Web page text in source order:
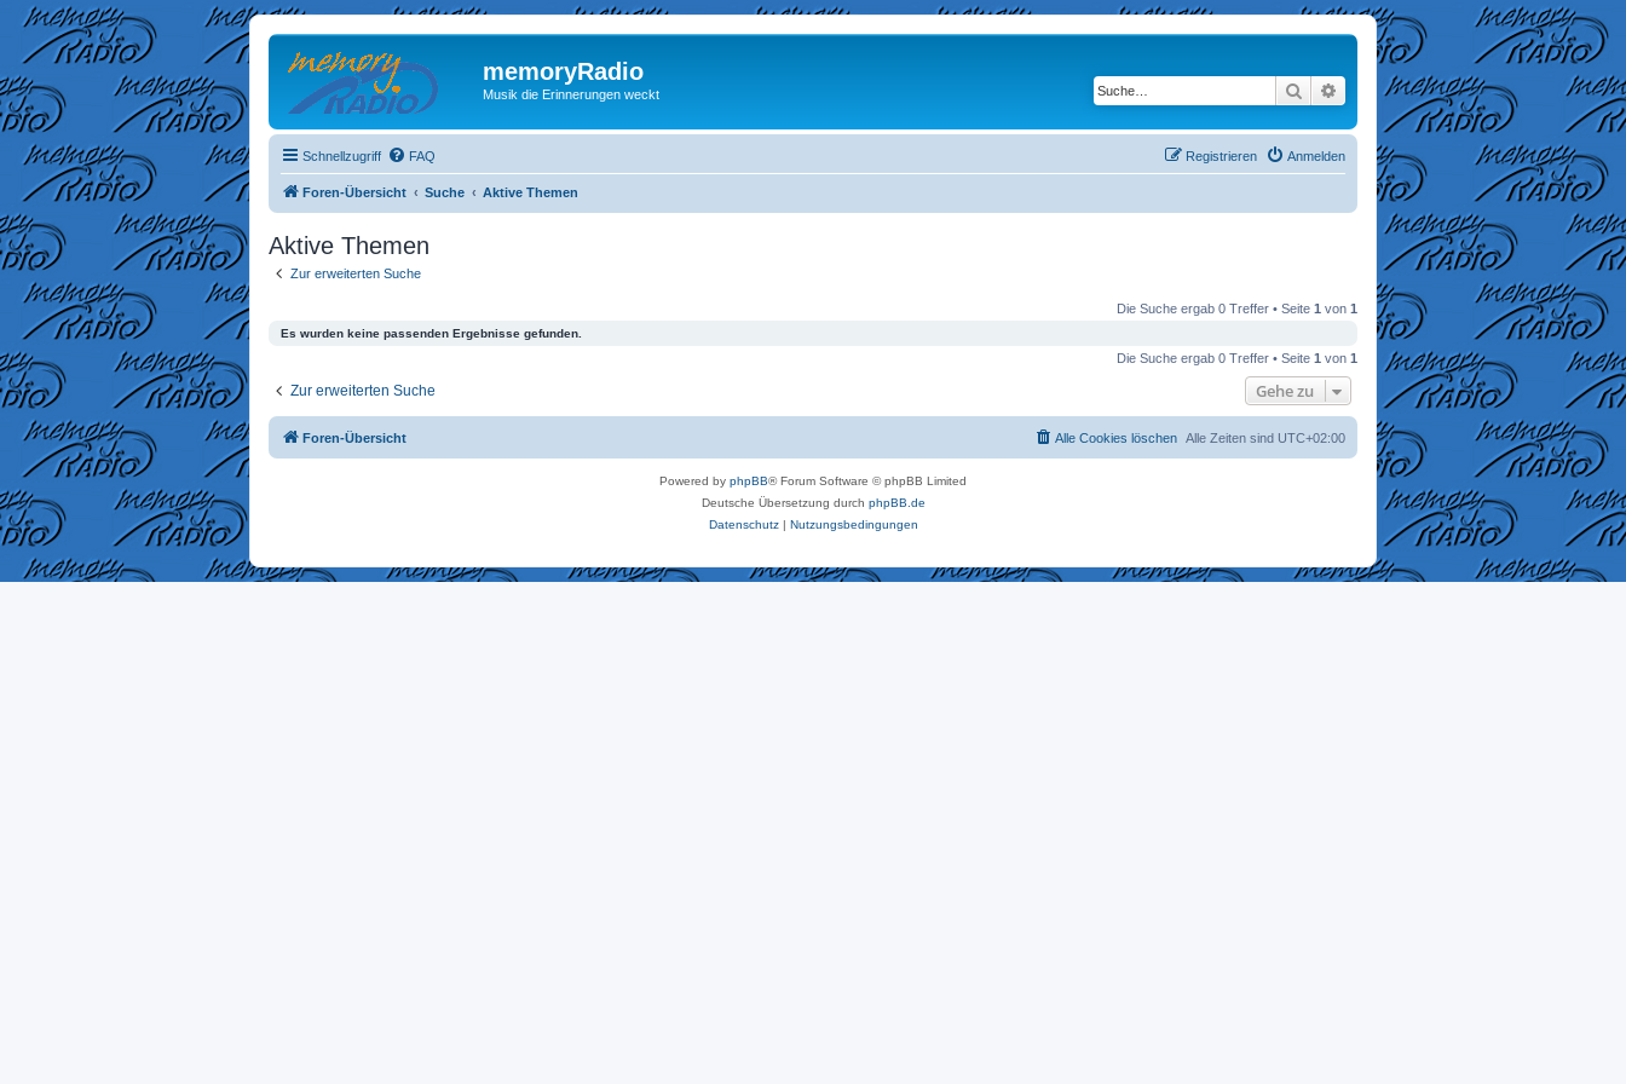
memoryRadio
Musik die Erinnerungen weckt Suche Erweiterte Suche
Schnellzugriff FAQ Anmelden
Registrieren
Foren-Übersicht Suche Aktive Themen
Aktive Themen
Zur erweiterten Suche
Die Suche ergab 0 Treffer • Seite 1 von 1
Es wurden keine passenden Ergebnisse gefunden.
Die Suche ergab 0 Treffer • Seite 1 von 1
Zur erweiterten Suche Gehe zu
Foren-Übersicht Alle Zeiten sind UTC+02:00
Alle Cookies löschen
Powered by phpBB® Forum Software © phpBB Limited
Deutsche Übersetzung durch phpBB.de
Datenschutz| Nutzungsbedingungen